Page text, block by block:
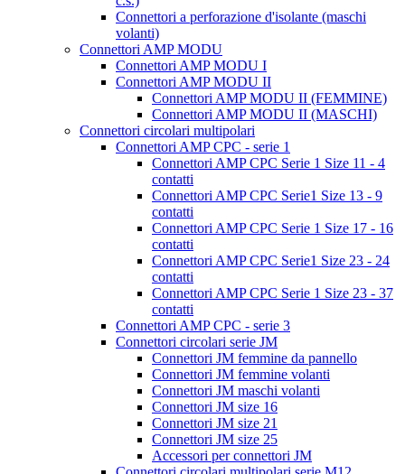
Connettori a perforazione d'isolante (maschi
volanti)
Connettori AMP MODU
Connettori AMP MODU I
Connettori AMP MODU II
Connettori AMP MODU II (FEMMINE)
Connettori AMP MODU II (MASCHI)
Connettori circolari multipolari
Connettori AMP CPC - serie 1
Connettori AMP CPC Serie 1 Size 11 - 4
contatti
Connettori AMP CPC Serie1 Size 13 - 9
contatti
Connettori AMP CPC Serie 1 Size 17 - 16
contatti
Connettori AMP CPC Serie1 Size 23 - 24
contatti
Connettori AMP CPC Serie 1 Size 23 - 37
contatti
Connettori AMP CPC - serie 3
Connettori circolari serie JM
Connettori JM femmine da pannello
Connettori JM femmine volanti
Connettori JM maschi volanti
Connettori JM size 16
Connettori JM size 21
Connettori JM size 25
Accessori per connettori JM